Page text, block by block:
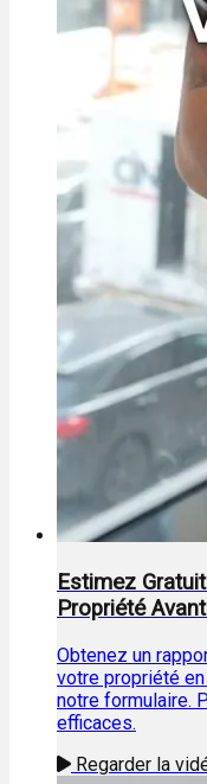
Estimez
Propriété
Obtenez un
votre propriété
notre formulaire.
efficaces.
Regarder la